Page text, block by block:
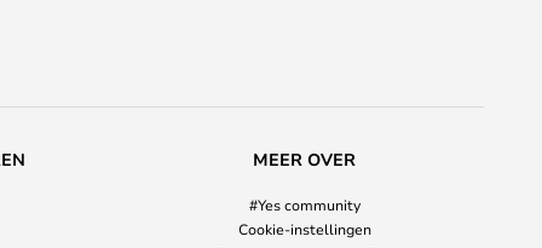
MEER OVER
#Yes community
Cookie-instellingen